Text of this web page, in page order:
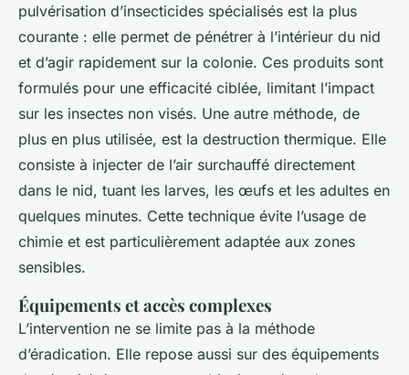
pulvérisation d’insecticides spécialisés est la plus
courante : elle permet de pénétrer à l’intérieur du nid
et d’agir rapidement sur la colonie. Ces produits sont
formulés pour une efficacité ciblée, limitant l’impact
sur les insectes non visés. Une autre méthode, de
plus en plus utilisée, est la destruction thermique. Elle
consiste à injecter de l’air surchauffé directement
dans le nid, tuant les larves, les œufs et les adultes en
quelques minutes. Cette technique évite l’usage de
chimie et est particulièrement adaptée aux zones
sensibles.
Équipements et accès complexes
L’intervention ne se limite pas à la méthode
d’éradication. Elle repose aussi sur des équipements